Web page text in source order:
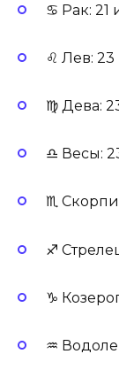
♋ Рак:
♌ Лев:
♍ Дева:
♎ Весы:
♏
♐
♑
♒